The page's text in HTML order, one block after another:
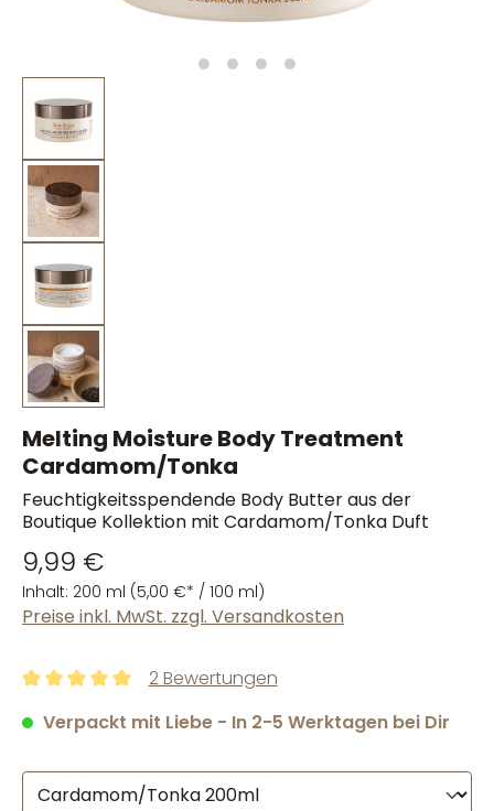
Melting Moisture Body Treatment
Cardamom/Tonka
Feuchtigkeitsspendende Body Butter aus der
Boutique Kollektion mit Cardamom/Tonka Duft
9,99 €
Inhalt: 200 ml (5,00 €* / 100 ml)
Preise inkl. MwSt. zzgl. Versandkosten
2 Bewertungen
Verpackt mit Liebe - In 2-5 Werktagen bei Dir